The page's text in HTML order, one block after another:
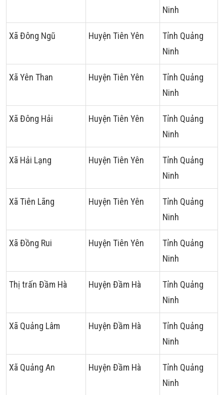
Ninh
Xã Đông Ngũ Huyện Tiên Yên
Tỉnh Quảng
Ninh
Xã Yên Than Huyện Tiên Yên
Tỉnh Quảng
Ninh
Xã Đông Hải Huyện Tiên Yên
Tỉnh Quảng
Ninh
Xã Hải Lạng Huyện Tiên Yên
Tỉnh Quảng
Ninh
Xã Tiên Lãng Huyện Tiên Yên
Tỉnh Quảng
Ninh
Xã Đồng Rui Huyện Tiên Yên
Tỉnh Quảng
Ninh
Thị trấn Đầm Hà Huyện Đầm Hà
Tỉnh Quảng
Ninh
Xã Quảng Lâm Huyện Đầm Hà
Tỉnh Quảng
Ninh
Xã Quảng An Huyện Đầm Hà
Tỉnh Quảng
Ninh